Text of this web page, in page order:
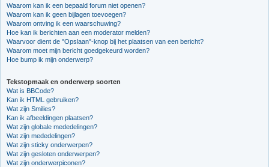
Waarom kan ik een bepaald forum niet openen?
Waarom kan ik geen bijlagen toevoegen?
Waarom ontving ik een waarschuwing?
Hoe kan ik berichten aan een moderator melden?
Waarvoor dient de "Opslaan"-knop bij het plaatsen van een bericht?
Waarom moet mijn bericht goedgekeurd worden?
Hoe bump ik mijn onderwerp?
Tekstopmaak en onderwerp soorten
Wat is BBCode?
Kan ik HTML gebruiken?
Wat zijn Smilies?
Kan ik afbeeldingen plaatsen?
Wat zijn globale mededelingen?
Wat zijn mededelingen?
Wat zijn sticky onderwerpen?
Wat zijn gesloten onderwerpen?
Wat zijn onderwerpiconen?